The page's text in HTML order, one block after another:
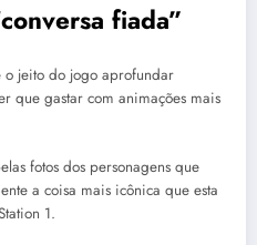
fiada”
o jeito do jogo aprofundar
que gastar com animações mais
fotos dos personagens que
a coisa mais icônica que esta
1.